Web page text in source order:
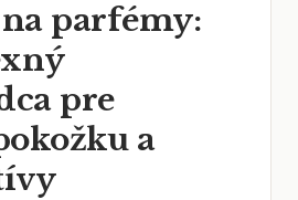
parfémy:
pre
a